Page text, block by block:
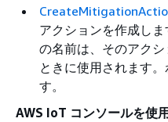
アクションを作成し
の名前は、そのアク
ときに使用されます
す。
AWS IoT コンソールを使